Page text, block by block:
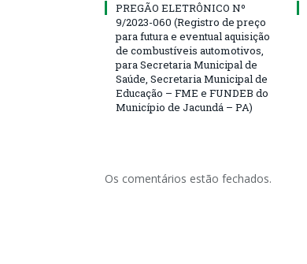
PREGÃO ELETRÔNICO Nº
9/2023-060 (Registro de preço
para futura e eventual aquisição
de combustíveis automotivos,
para Secretaria Municipal de
Saúde, Secretaria Municipal de
Educação – FME e FUNDEB do
Município de Jacundá – PA)
Os comentários estão fechados.